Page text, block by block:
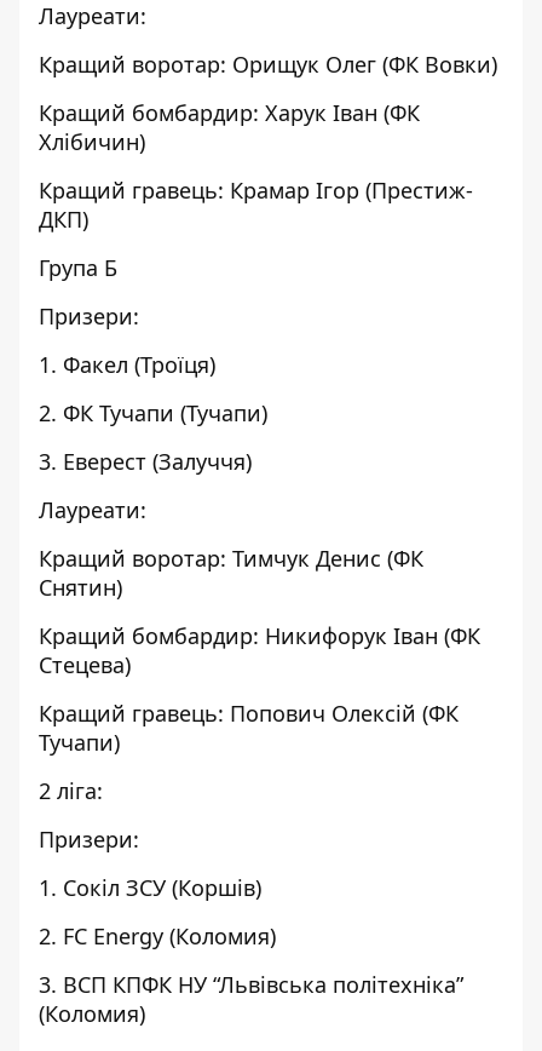
Лауреати:
Кращий воротар: Орищук Олег (ФК Вовки)
Кращий бомбардир: Харук Іван (ФК
Хлібичин)
Кращий гравець: Крамар Ігор (Престиж-
ДКП)
Група Б
Призери:
1. Факел (Троїця)
2. ФК Тучапи (Тучапи)
3. Еверест (Залуччя)
Лауреати:
Кращий воротар: Тимчук Денис (ФК
Снятин)
Кращий бомбардир: Никифорук Іван (ФК
Стецева)
Кращий гравець: Попович Олексій (ФК
Тучапи)
2 ліга:
Призери:
1. Сокіл ЗСУ (Коршів)
2. FC Energy (Коломия)
3. ВСП КПФК НУ “Львівська політехніка”
(Коломия)